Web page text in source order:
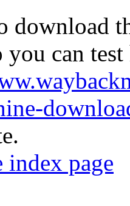
download
you can
index page